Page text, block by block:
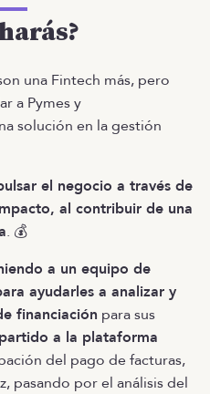
una Fintech más, pero
a Pymes y
solución en la gestión
el negocio a través de
al contribuir de una
. 💰
a un equipo de
ayudarles a analizar y
financiación para sus
a la plataforma
del pago de facturas,
pasando por el análisis del